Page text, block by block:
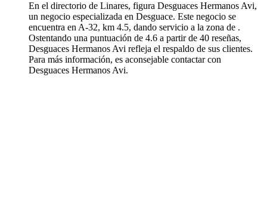
En el directorio de Linares, figura Desguaces Hermanos Avi,
un negocio especializada en Desguace. Este negocio se
encuentra en A-32, km 4.5, dando servicio a la zona de .
Ostentando una puntuación de 4.6 a partir de 40 reseñas,
Desguaces Hermanos Avi refleja el respaldo de sus clientes.
Para más información, es aconsejable contactar con
Desguaces Hermanos Avi.